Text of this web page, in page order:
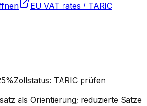
EU VAT rates / TARIC
Zollstatus: TARIC prüfen
als Orientierung; reduzierte Sätze